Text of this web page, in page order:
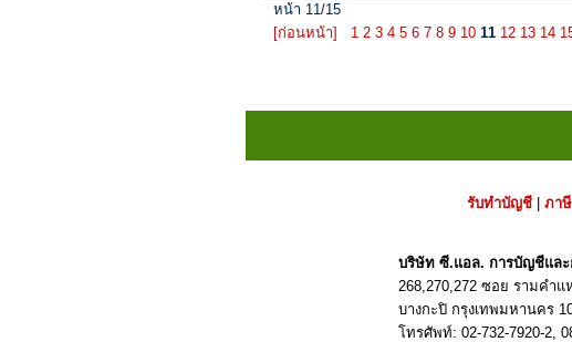
หน้า 11/15
[ก่อนหน้า]
1 2 3 4 5 6 7 8 9 10 11 12 13 14
รับทำบัญชี| ภา
บริษัท ซี.แอล. การบัญชีแล
268,270,272 ซอย รามคำ
บางกะปิ กรุงเทพมหานคร
โทรศัพท์: 02-732-7920-2,